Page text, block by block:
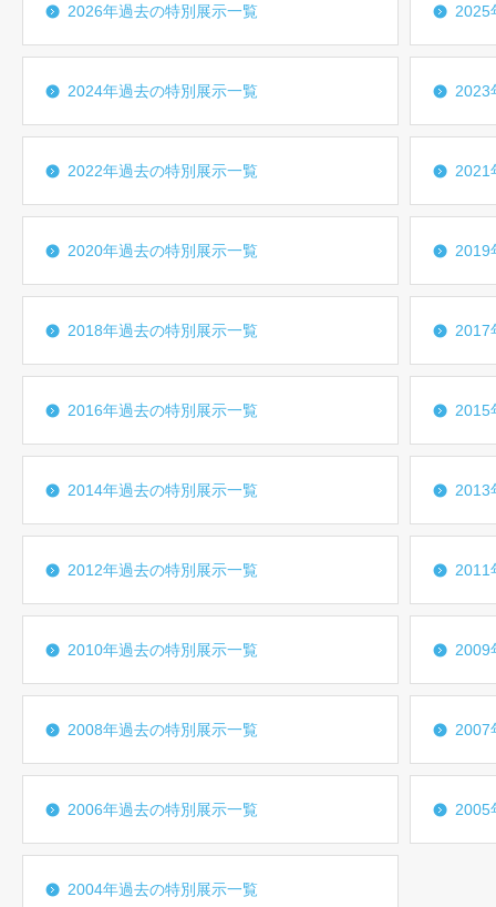
2026年過去の特別展示一覧 2025
2024年過去の特別展示一覧 2023
2022年過去の特別展示一覧 2021
2020年過去の特別展示一覧 2019
2018年過去の特別展示一覧 2017
2016年過去の特別展示一覧 2015
2014年過去の特別展示一覧 2013
2012年過去の特別展示一覧 2011
2010年過去の特別展示一覧 2009
2008年過去の特別展示一覧 2007
2006年過去の特別展示一覧 2005
2004年過去の特別展示一覧